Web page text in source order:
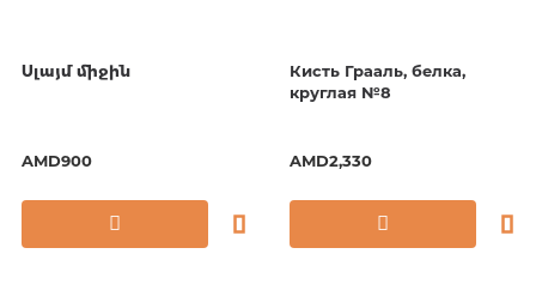
Սլայմ միջին
AMD900
Кисть Грааль, белка,
круглая №8
AMD2,330